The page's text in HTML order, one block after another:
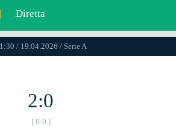
| Diretta
/ 19.04.2026 / Serie A
2:0
[ 0:0 ]